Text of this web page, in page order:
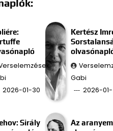
2026-01-30
Kertész
Gabi
2026-
Sirály
Az